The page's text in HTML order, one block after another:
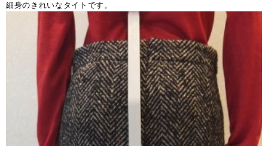
細身のきれいなタイトです。